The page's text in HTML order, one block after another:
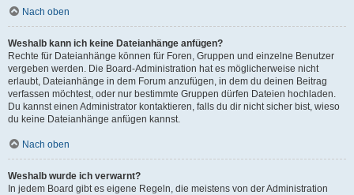
Nach oben
Weshalb kann ich keine Dateianhänge anfügen?
Rechte für Dateianhänge können für Foren, Gruppen und einzelne Benutzer
vergeben werden. Die Board-Administration hat es möglicherweise nicht
erlaubt, Dateianhänge in dem Forum anzufügen, in dem du deinen Beitrag
verfassen möchtest, oder nur bestimmte Gruppen dürfen Dateien hochladen.
Du kannst einen Administrator kontaktieren, falls du dir nicht sicher bist, wieso
du keine Dateianhänge anfügen kannst.
Nach oben
Weshalb wurde ich verwarnt?
In jedem Board gibt es eigene Regeln, die meistens von der Administration